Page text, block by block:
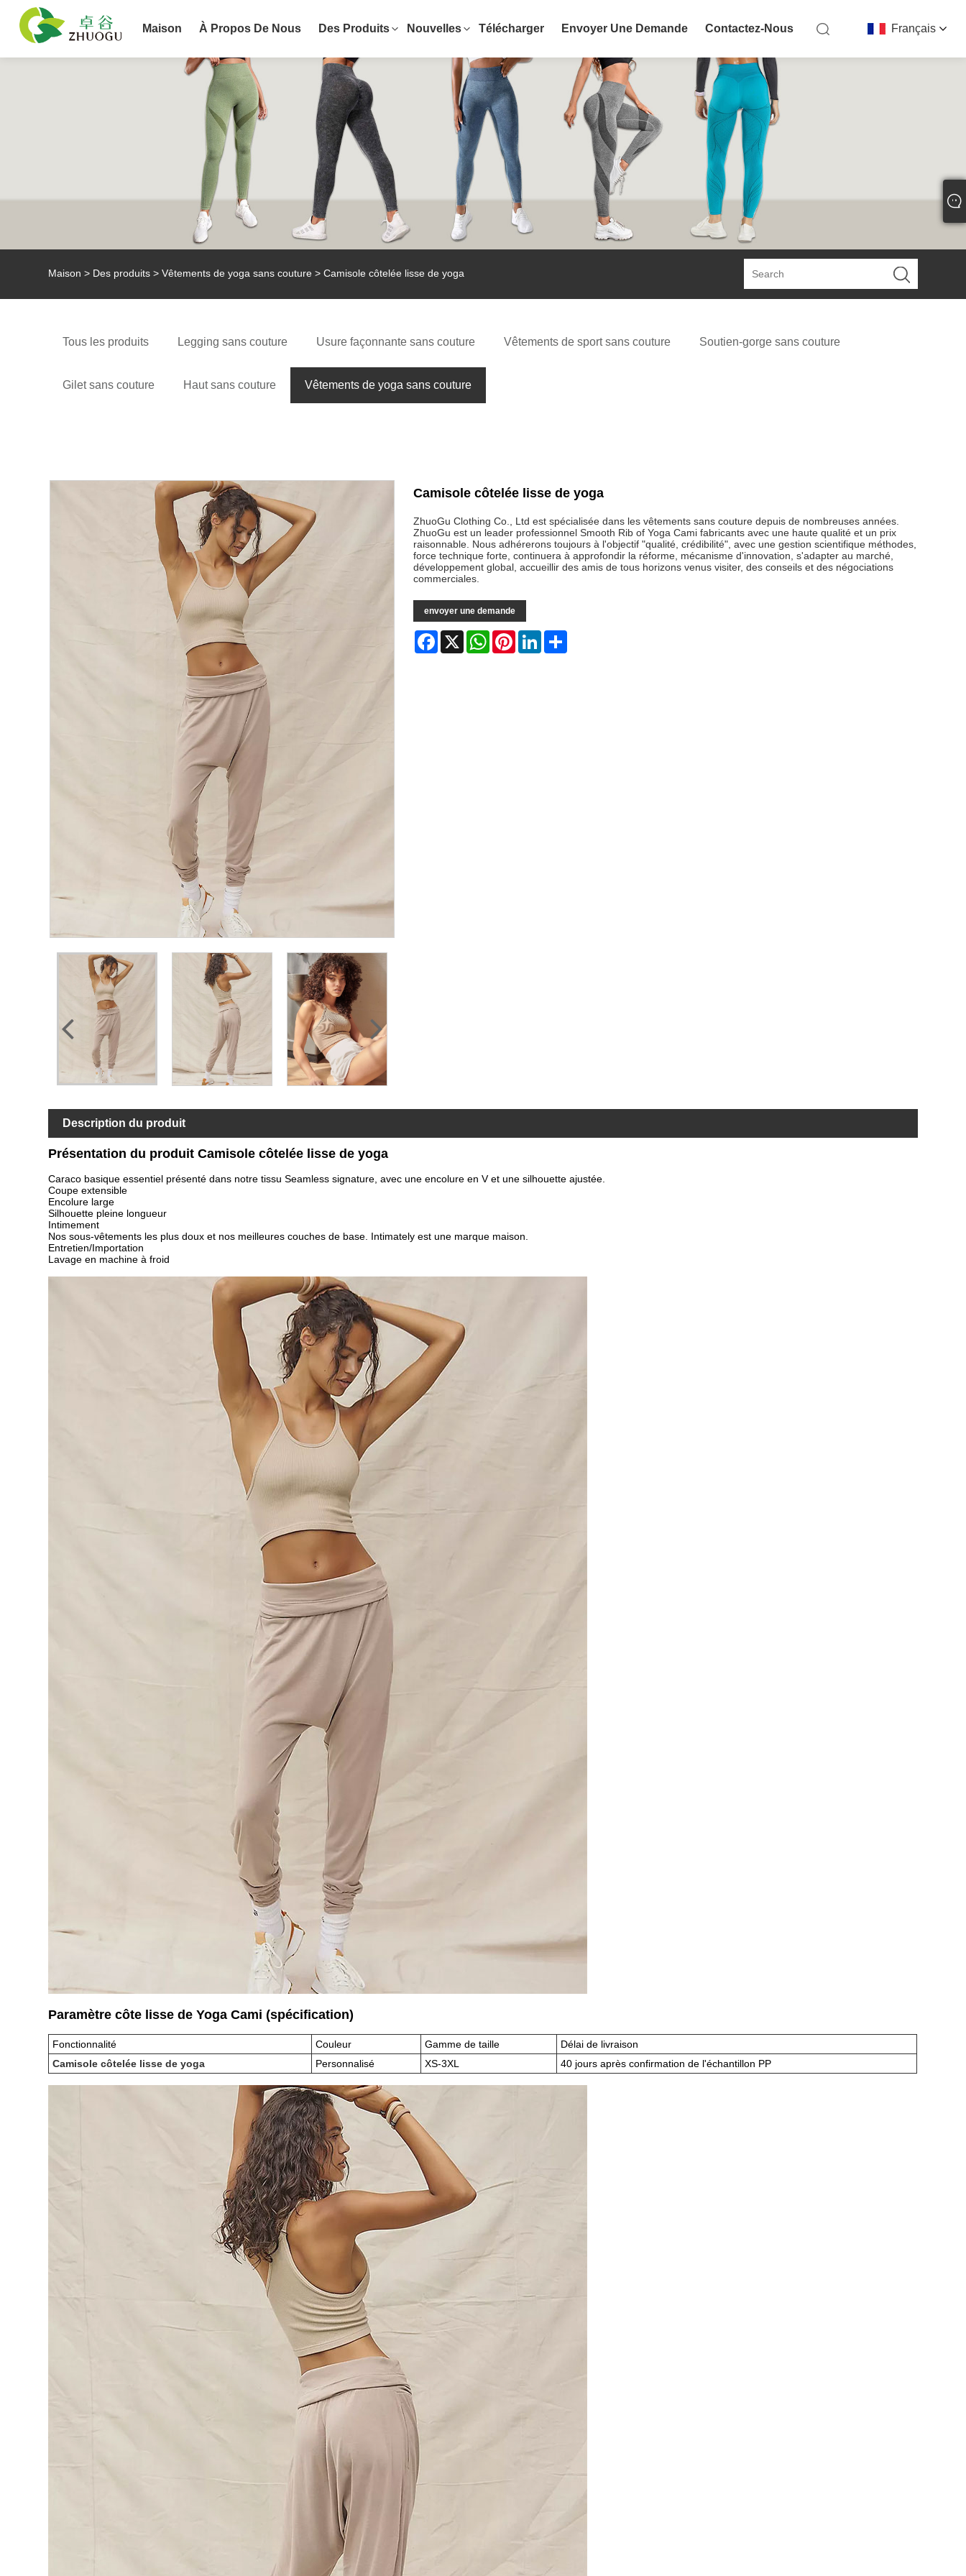
Français
Maison À Propos De Nous Des Produits Nouvelles Télécharger Envoyer Une Demande Contactez-Nous
Maison > Des produits >Vêtements de yoga sans couture > Camisole côtelée lisse de yoga
Tous les produits Legging sans couture Usure façonnante sans couture Vêtements de sport sans couture Soutien-gorge sans couture
Gilet sans couture Haut sans couture Vêtements de yoga sans couture
Camisole côtelée lisse de yoga
ZhuoGu Clothing Co., Ltd est spécialisée dans les vêtements sans couture depuis de nombreuses années.
ZhuoGu est un leader professionnel Smooth Rib of Yoga Cami fabricants avec une haute qualité et un prix
raisonnable. Nous adhérerons toujours à l'objectif "qualité, crédibilité", avec une gestion scientifique méthodes,
force technique forte, continuera à approfondir la réforme, mécanisme d'innovation, s'adapter au marché,
développement global, accueillir des amis de tous horizons venus visiter, des conseils et des négociations
commerciales.
envoyer une demande
Facebook
X WhatsAppPinterestLinkedIn
Description du produit
Présentation du produit Camisole côtelée lisse de yoga
Caraco basique essentiel présenté dans notre tissu Seamless signature, avec une encolure en V et une silhouette ajustée.
Coupe extensible
Encolure large
Silhouette pleine longueur
Intimement
Nos sous-vêtements les plus doux et nos meilleures couches de base. Intimately est une marque maison.
Entretien/Importation
Lavage en machine à froid
Paramètre côte lisse de Yoga Cami (spécification)
Fonctionnalité Couleur Gamme de taille
Délai de livraison
Camisole côtelée lisse de yoga
Personnalisé XS-3XL 40 jours après confirmation de l'échantillon PP